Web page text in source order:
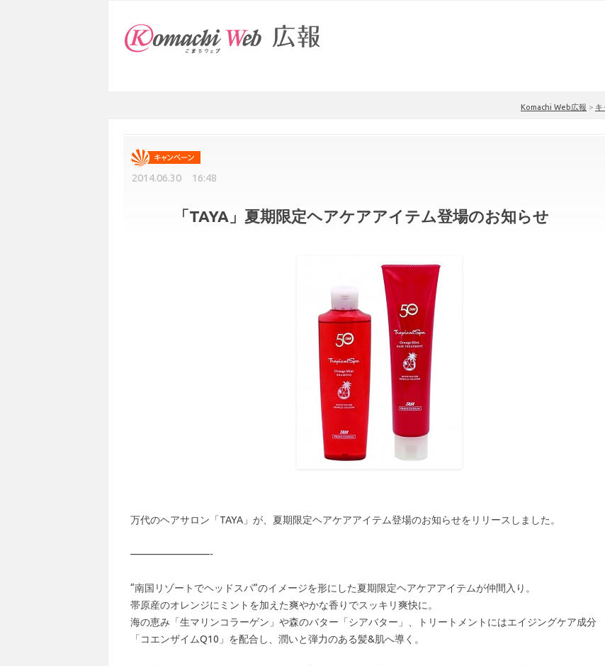
Komachi Web広報 > キ
2014.06.30 16:48
「TAYA」夏期限定ヘアケアアイテム登場のお知らせ
万代のヘアサロン「TAYA」が、夏期限定ヘアケアアイテム登場のお知らせをリリースしました。
————————-
“南国リゾートでヘッドスパ”のイメージを形にした夏期限定ヘアケアアイテムが仲間入り。
帯原産のオレンジにミントを加えた爽やかな香りでスッキリ爽快に。
海の恵み「生マリンコラーゲン」や森のバター「シアバター」、トリートメントにはエイジングケア成分
「コエンザイムQ10」を配合し、潤いと弾力のある髪&肌へ導く。